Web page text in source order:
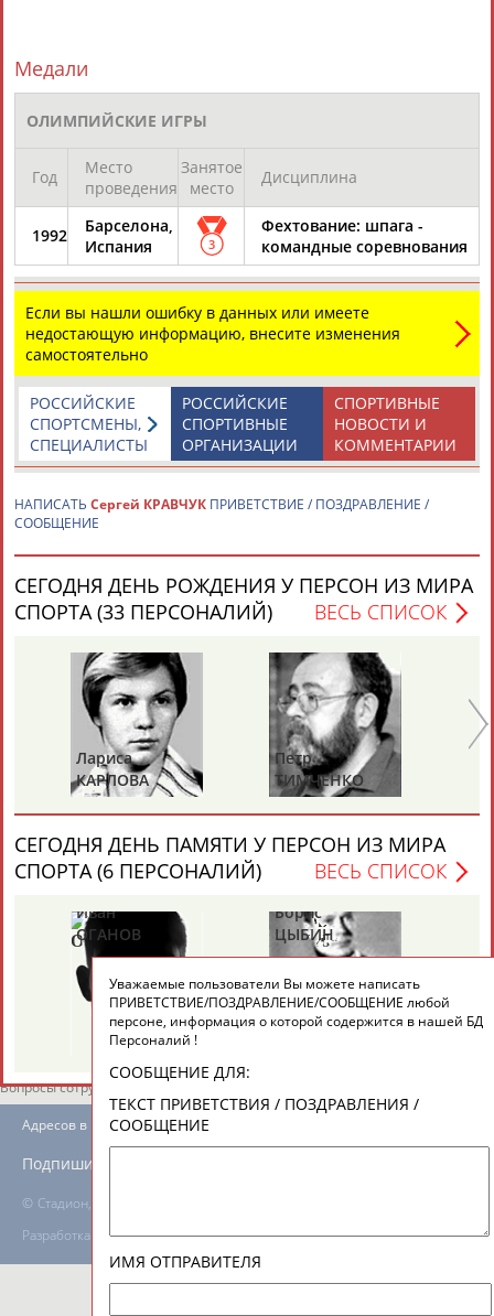
Каримжан
АБДРАХМАНОВ
Аделя
АБДРАХМАНОВА
Андрей
АБДУВАЛИЕВ
Герман
АБДУЛАЕВ
Рамазан
Камалудин
АБДУЛДАУДОВ
Абдула
АБДУЛЖАЛИЛОВ
Магомед
АБДУЛКАГИРОВ
Назир
АБДУЛЛАЕВ
ЕЩЁ ПЕРСОНЫ
ЦЕЛИ ПРОЕКТА
Вопросы сотрудничества и совместной деятельности
© Стадион, 1998-2026
Разработка и поддержка ООО НАИТ «Стадион»
Адресов в новостной рассылке: 996
Подпишись
Медали
ОЛИМПИЙСКИЕ ИГРЫ
Год
Место
проведения
Занятое
место
Дисциплина
1992
Барселона,
Испания
3
Фехтование: шпага -
командные соревнования
Если вы нашли ошибку в данных или имеете
недостающую информацию, внесите изменения
самостоятельно
СПОРТИВНЫЕ
НОВОСТИ И
КОММЕНТАРИИ
РОССИЙСКИЕ
СПОРТИВНЫЕ
ОРГАНИЗАЦИИ
РОССИЙСКИЕ
СПОРТСМЕНЫ,
СПЕЦИАЛИСТЫ
НАПИСАТЬ Сергей КРАВЧУК ПРИВЕТСТВИЕ / ПОЗДРАВЛЕНИЕ /
СООБЩЕНИЕ
СЕГОДНЯ ДЕНЬ РОЖДЕНИЯ У ПЕРСОН ИЗ МИРА
СПОРТА (33 ПЕРСОНАЛИЙ)
ВЕСЬ СПИСОК
Лариса
КАРЛОВА
Петр
ТИМЧЕНКО
СЕГОДНЯ ДЕНЬ ПАМЯТИ У ПЕРСОН ИЗ МИРА
СПОРТА (6 ПЕРСОНАЛИЙ)
ВЕСЬ СПИСОК
Иван
ОГАНОВ
Борис
ЦЫБИН
Уважаемые пользователи Вы можете написать
ПРИВЕТСТВИЕ/ПОЗДРАВЛЕНИЕ/СООБЩЕНИЕ любой
персоне, информация о которой содержится в нашей БД
Персоналий !
СООБЩЕНИЕ ДЛЯ:
ТЕКСТ ПРИВЕТСТВИЯ / ПОЗДРАВЛЕНИЯ /
СООБЩЕНИЕ
ИМЯ ОТПРАВИТЕЛЯ